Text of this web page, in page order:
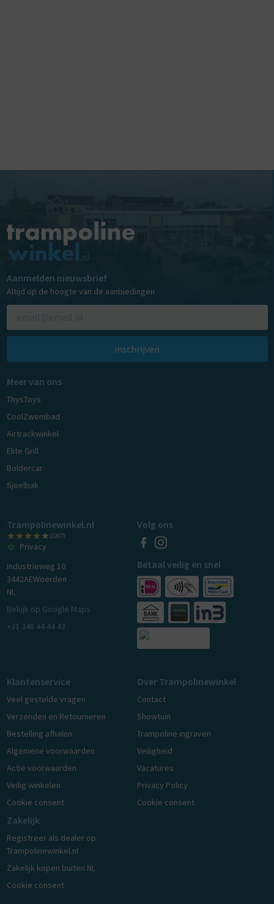
Aanmelden nieuwsbrief
Altijd op de hoogte van de aanbiedingen
inschrijven
Meer van ons
ThysToys
CoolZwembad
Airtrackwinkel
Elite Grill
Boldercar
Sjoelbak
Trampolinewinkel.nl
(1267)
Privacy
Industrieweg 10
3442AEWoerden
NL
Bekijk op Google Maps
+31 348 44 44 43
Volg ons
Betaal veilig en snel
Klantenservice
Veel gestelde vragen
Verzenden en Retourneren
Bestelling afhalen
Algemene voorwaarden
Actie voorwaarden
Veilig winkelen
Cookie consent
Over Trampolinewinkel
Contact
Showtuin
Trampoline ingraven
Veiligheid
Vacatures
Privacy Policy
Cookie consent
Zakelijk
Registreer als dealer op
Trampolinewinkel.nl
Zakelijk kopen buiten NL
Cookie consent